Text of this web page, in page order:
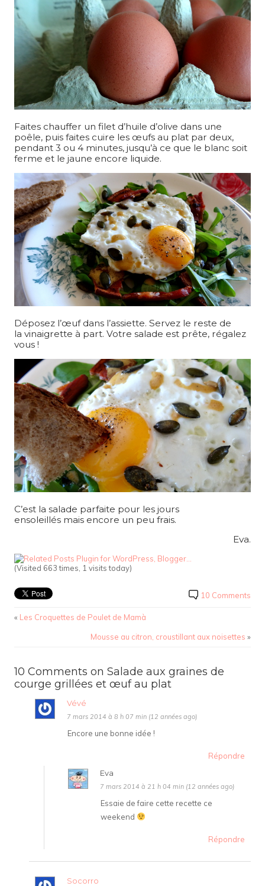
Faites chauffer un filet d’huile d’olive dans une
poêle, puis faites cuire les œufs au plat par deux,
pendant 3 ou 4 minutes, jusqu’à ce que le blanc soit
ferme et le jaune encore liquide.
Déposez l’œuf dans l’assiette. Servez le reste de
la vinaigrette à part. Votre salade est prête, régalez
vous !
C’est la salade parfaite pour les jours
ensoleillés mais encore un peu frais.
Eva.
(Visited 663 times, 1 visits today)
10 Comments
« Les Croquettes de Poulet de Mamà
Mousse au citron, croustillant aux noisettes »
10 Comments on Salade aux graines de
courge grillées et œuf au plat
Vévé
7 mars 2014 à 8 h 07 min (12 années ago)
Encore une bonne idée !
Répondre
Eva
7 mars 2014 à 21 h 04 min (12 années ago)
Essaie de faire cette recette ce
weekend
Répondre
Socorro